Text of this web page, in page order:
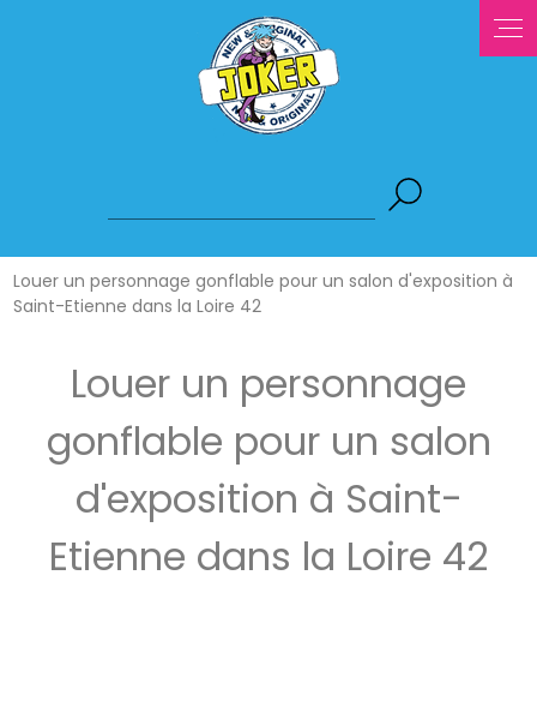
Louer un personnage gonflable pour un salon d'exposition à
Saint-Etienne dans la Loire 42
Louer un personnage
gonflable pour un salon
d'exposition à Saint-
Etienne dans la Loire 42
Panneau de gestion des cookies